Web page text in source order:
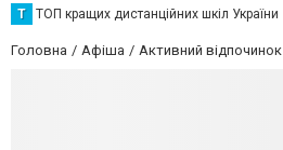
Т ТОП кращих дистанційних шкіл України
Головна Афіша Активний відпочинок